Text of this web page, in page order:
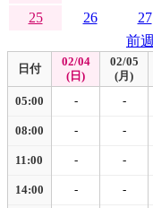
25
26 27
前週
日付
02/04
(日)
02/05
(月)
05:00
- -
08:00 - -
11:00 - -
14:00 - -